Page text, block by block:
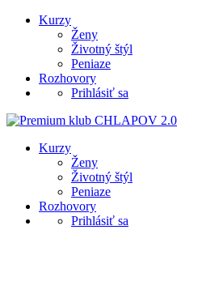
Kurzy
Ženy
Životný štýl
Peniaze
Rozhovory
Prihlásiť sa
Kurzy
Ženy
Životný štýl
Peniaze
Rozhovory
Prihlásiť sa